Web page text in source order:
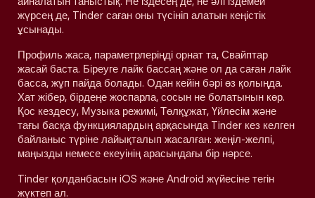
жүрсең де, Tinder саған оны түсініп алатын кеңістік
ұсынады.
Профиль жаса, параметрлеріңді орнат та, Свайптар
жасай баста. Біреуге лайк бассаң және ол да саған лайк
басса, жұп пайда болады. Одан кейін бәрі өз қолыңда.
Хат жібер, бірдеңе жоспарла, сосын не болатынын көр.
Қос кездесу, Музыка режимі, Төлқұжат, Үйлесім және
тағы басқа функциялардың арқасында Tinder кез келген
байланыс түріне лайықталып жасалған: жеңіл-желпі,
маңызды немесе екеуінің арасындағы бір нәрсе.
Tinder қолданбасын iOS және Android жүйесіне тегін
жүктеп ал.